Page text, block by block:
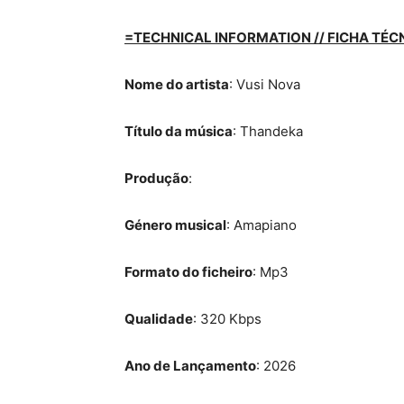
=TECHNICAL INFORMATION // FICHA
Nome do artista: Vusi Nova
Título da música: Thandeka
Produção:
Género musical: Amapiano
Formato do ficheiro: Mp3
Qualidade: 320 Kbps
Ano de Lançamento: 2026